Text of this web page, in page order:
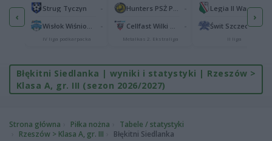
‹
Podbeskidzie Bielsko-Biała2
2
Strug Tyczyn
IV liga podkarpacka Metalkas 2. Ekstraliga
Legia II Warszawa
Świt Szczecin
II liga
›
Błękitni Siedlanka | wyniki i statystyki | Rzeszów >
Klasa A, gr. III (sezon 2026/2027)
Strona główna Piłka nożna
Tabele / statystyki
Rzeszów > Klasa A, gr. III
Błękitni Siedlanka